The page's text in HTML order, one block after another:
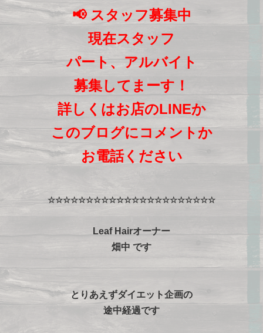
📢 スタッフ募集中
現在スタッフ
パート、アルバイト
募集してまーす！
詳しくはお店のLINEか
このブログにコメントか
お電話ください
☆☆☆☆☆☆☆☆☆☆☆☆☆☆☆☆☆☆☆☆☆☆
Leaf Hairオーナー
畑中 です
とりあえずダイエット企画の
途中経過です